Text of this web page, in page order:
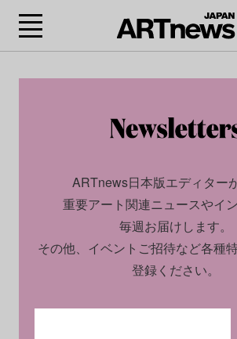
ARTnews日本版エディター
重要アート関連ニュースやイ
毎週お届けします。
その他、イベントご招待など各種
登録ください。